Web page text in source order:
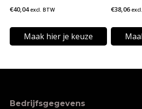
€40,04 excl. BTW
Maak hier je keuze
product
meerdere
€38,06
product
Bedrijfsgegevens